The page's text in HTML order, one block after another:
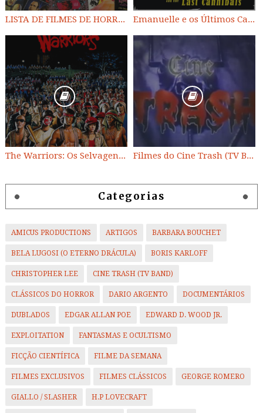
LISTA DE FILMES DE HORROR/ TRASH/ SUSPENSE/ SCI-FI/ EXPLOITATION E OUTROS Emanuelle e os Últimos Canibais
The Warriors: Os Selvagens da Noite Filmes do Cine Trash (TV BAND)
Categorias
AMICUS PRODUCTIONS ARTIGOS BARBARA BOUCHET
BELA LUGOSI (O ETERNO DRÁCULA) BORIS KARLOFF
CHRISTOPHER LEE CINE TRASH (TV BAND)
CLÁSSICOS DO HORROR DARIO ARGENTO DOCUMENTÁRIOS
DUBLADOS EDGAR ALLAN POE EDWARD D. WOOD JR.
EXPLOITATION FANTASMAS E OCULTISMO
FICÇÃO CIENTÍFICA FILME DA SEMANA
FILMES EXCLUSIVOS FILMES CLÁSSICOS GEORGE ROMERO
GIALLO / SLASHER H.P LOVECRAFT